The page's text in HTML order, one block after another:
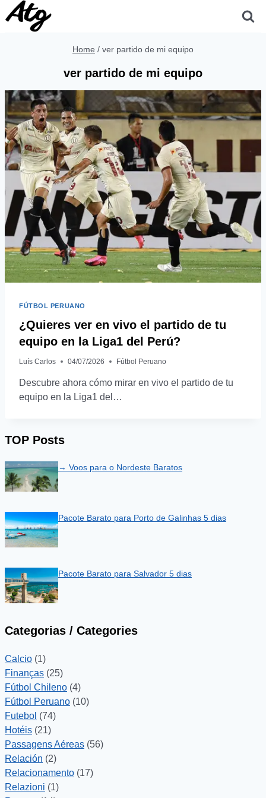
Skip
to
Home / ver partido de mi equipo
ver partido de mi equipo
FÚTBOL PERUANO
¿Quieres ver en vivo el partido de tu
equipo en la Liga1 del Perú?
Luís Carlos 04/07/2026 Fútbol Peruano
Descubre ahora cómo mirar en vivo el partido de tu
equipo en la Liga1 del…
TOP Posts
→ Voos para o Nordeste Baratos
Pacote Barato para Porto de Galinhas 5 dias
Pacote Barato para Salvador 5 dias
Categorias / Categories
Calcio (1)
Finanças (25)
Fútbol Chileno (4)
Fútbol Peruano (10)
Futebol (74)
Hotéis (21)
Passagens Aéreas (56)
Relación (2)
Relacionamento (17)
Relazioni (1)